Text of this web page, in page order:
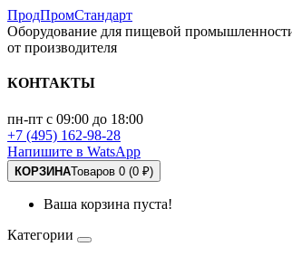
ПродПромСтандарт
Оборудование для пищевой
от производителя
КОНТАКТЫ
пн-пт с 09:00 до 18:00
+7 (495) 162-98-28
Напишите в WatsApp
КОРЗИНАТоваров 0 (0 ₽)
Ваша корзина пуста!
Категории